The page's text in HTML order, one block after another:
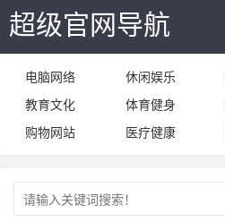
超级官网导航
电脑网络 休闲娱乐
教育文化
体育健身
购物网站
医疗健康